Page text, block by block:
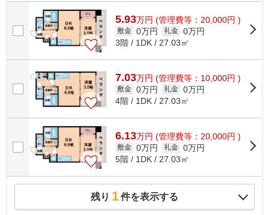
5.93万円 (管理費等：20,000円 )
敷金 0万円 礼金 0万円
3階 / 1DK / 27.03㎡
7.03万円 (管理費等：10,000円 )
敷金 0万円 礼金 0万円
4階 / 1DK / 27.03㎡
6.13万円 (管理費等：20,000円 )
敷金 0万円 礼金 0万円
5階 / 1DK / 27.03㎡
残り 1件を表示する